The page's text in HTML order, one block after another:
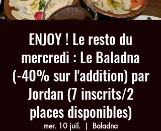
ENJOY ! Le resto du
mercredi : Le Baladna
(-40% sur l'addition) par
Jordan (7 inscrits/2
places disponibles)
mer. 10 juil.
  |
Baladna